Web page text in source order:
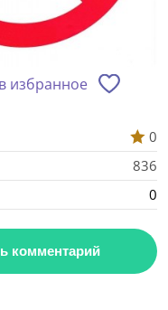
избранное
0
836
0
комментарий